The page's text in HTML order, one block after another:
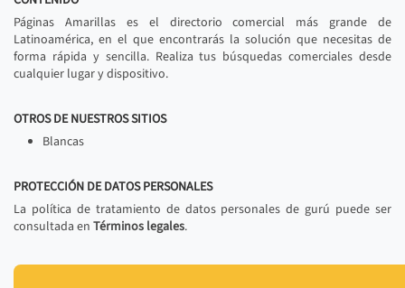
Páginas Amarillas es el directorio comercial más grande de
Latinoamérica, en el que encontrarás la solución que necesitas de
forma rápida y sencilla. Realiza tus búsquedas comerciales desde
cualquier lugar y dispositivo.
OTROS DE NUESTROS SITIOS
Blancas
PROTECCIÓN DE DATOS PERSONALES
La política de tratamiento de datos personales de gurú puede ser
consultada en Términos legales.